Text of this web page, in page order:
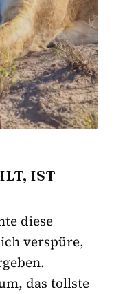
IST
diese
verspüre,
das tollste